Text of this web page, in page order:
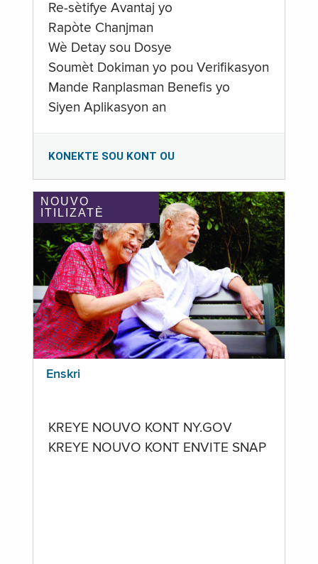
Re-sètifye Avantaj yo
Rapòte Chanjman
Wè Detay sou Dosye
Soumèt Dokiman yo pou Verifikasyon
Mande Ranplasman Benefis yo
Siyen Aplikasyon an
KONEKTE SOU KONT OU
NOUVO
ITILIZATÈ
Enskri
KREYE NOUVO KONT NY.GOV
KREYE NOUVO KONT ENVITE SNAP